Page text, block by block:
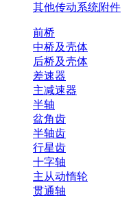
其他传动系统附件
前桥
中桥及壳体
后桥及壳体
差速器
主减速器
半轴
盆角齿
半轴齿
行星齿
十字轴
主从动惰轮
贯通轴